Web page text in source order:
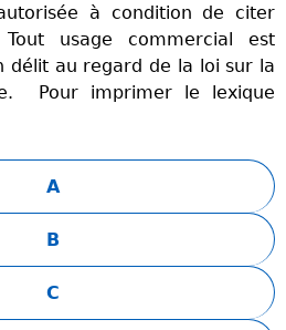
à condition de citer
usage commercial est
délit au regard de la loi sur la
Pour imprimer le lexique
A
B
C